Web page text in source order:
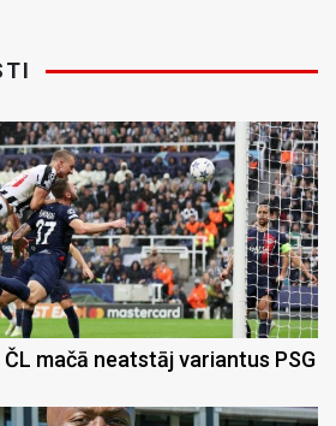
mačā neatstāj variantus PSG